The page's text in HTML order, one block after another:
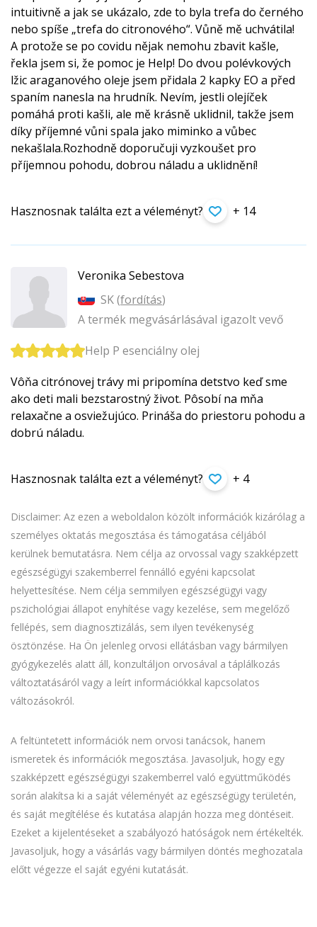
intuitivně a jak se ukázalo, zde to byla trefa do černého
nebo spíše „trefa do citronového“. Vůně mě uchvátila!
A protože se po covidu nějak nemohu zbavit kašle,
řekla jsem si, že pomoc je Help! Do dvou polévkových
lžic araganového oleje jsem přidala 2 kapky EO a před
spaním nanesla na hrudník. Nevím, jestli olejíček
pomáhá proti kašli, ale mě krásně uklidnil, takže jsem
díky příjemné vůni spala jako miminko a vůbec
nekašlala.Rozhodně doporučuji vyzkoušet pro
příjemnou pohodu, dobrou náladu a uklidnění!
Hasznosnak találta ezt a véleményt? + 14
Veronika Sebestova
SK (fordítás)
A termék megvásárlásával igazolt vevő
Help P esenciálny olej
Vôňa citrónovej trávy mi pripomína detstvo keď sme
ako deti mali bezstarostný život. Pôsobí na mňa
relaxačne a osviežujúco. Prináša do priestoru pohodu a
dobrú náladu.
Hasznosnak találta ezt a véleményt? + 4
Disclaimer: Az ezen a weboldalon közölt információk kizárólag a
személyes oktatás megosztása és támogatása céljából
kerülnek bemutatásra. Nem célja az orvossal vagy szakképzett
egészségügyi szakemberrel fennálló egyéni kapcsolat
helyettesítése. Nem célja semmilyen egészségügyi vagy
pszichológiai állapot enyhítése vagy kezelése, sem megelőző
fellépés, sem diagnosztizálás, sem ilyen tevékenység
ösztönzése. Ha Ön jelenleg orvosi ellátásban vagy bármilyen
gyógykezelés alatt áll, konzultáljon orvosával a táplálkozás
változtatásáról vagy a leírt információkkal kapcsolatos
változásokról.
A feltüntetett információk nem orvosi tanácsok, hanem
ismeretek és információk megosztása. Javasoljuk, hogy egy
szakképzett egészségügyi szakemberrel való együttműködés
során alakítsa ki a saját véleményét az egészségügy területén,
és saját megítélése és kutatása alapján hozza meg döntéseit.
Ezeket a kijelentéseket a szabályozó hatóságok nem értékelték.
Javasoljuk, hogy a vásárlás vagy bármilyen döntés meghozatala
előtt végezze el saját egyéni kutatását.